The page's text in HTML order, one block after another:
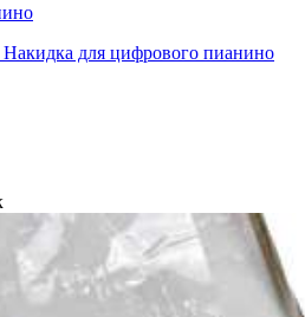
для цифрового пианино